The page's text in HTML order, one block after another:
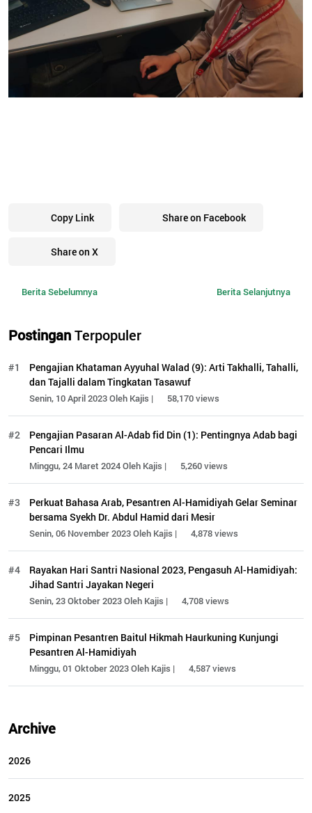
Copy Link Share on Facebook
Share on X
Berita Sebelumnya Berita Selanjutnya
PostinganTerpopuler
#1
Pengajian Khataman Ayyuhal Walad (9): Arti Takhalli, Tahalli,
dan Tajalli dalam Tingkatan Tasawuf
Senin, 10 April 2023 Oleh Kajis | 58,170 views
#2
Pengajian Pasaran Al-Adab fid Din (1): Pentingnya Adab bagi
Pencari Ilmu
Minggu, 24 Maret 2024 Oleh Kajis | 5,260 views
#3
Perkuat Bahasa Arab, Pesantren Al-Hamidiyah Gelar Seminar
bersama Syekh Dr. Abdul Hamid dari Mesir
Senin, 06 November 2023 Oleh Kajis | 4,878 views
#4
Rayakan Hari Santri Nasional 2023, Pengasuh Al-Hamidiyah:
Jihad Santri Jayakan Negeri
Senin, 23 Oktober 2023 Oleh Kajis | 4,708 views
#5
Pimpinan Pesantren Baitul Hikmah Haurkuning Kunjungi
Pesantren Al-Hamidiyah
Minggu, 01 Oktober 2023 Oleh Kajis | 4,587 views
Archive
2026
2025